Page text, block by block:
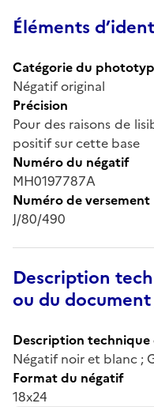
Éléments
Catégorie du
Négatif original
Précision
Pour des raisons de
positif sur cette base
Numéro du négatif
MH0197787A
Numéro de versement
J/80/490
Description
ou du
Description
Négatif noir et blanc ;
Format du négatif
18x24